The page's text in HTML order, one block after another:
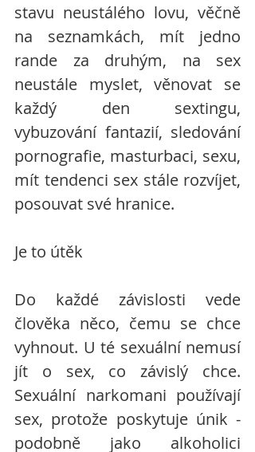
stavu neustálého lovu, věčně
na seznamkách, mít jedno
rande za druhým, na sex
neustále myslet, věnovat se
každý den sextingu,
vybuzování fantazií, sledování
pornografie, masturbaci, sexu,
mít tendenci sex stále rozvíjet,
posouvat své hranice.
Je to útěk
Do každé závislosti vede
člověka něco, čemu se chce
vyhnout. U té sexuální nemusí
jít o sex, co závislý chce.
Sexuální narkomani používají
sex, protože poskytuje únik -
podobně jako alkoholici